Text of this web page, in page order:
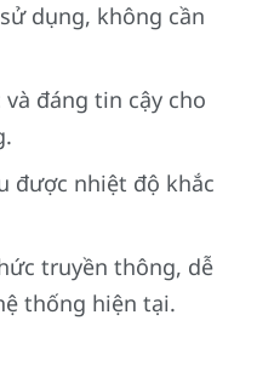
dụng, không cần
đáng tin cậy cho
được nhiệt độ khắc
truyền thông, dễ
thống hiện tại.